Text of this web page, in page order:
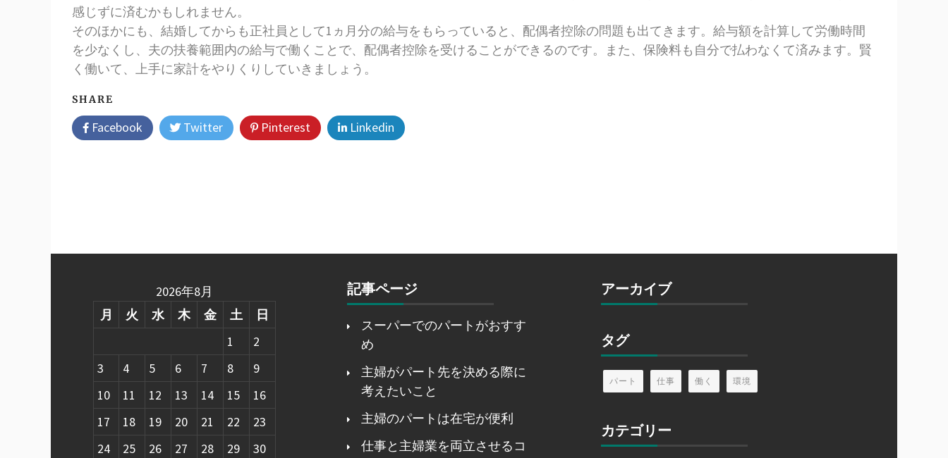
感じずに済むかもしれません。
そのほかにも、結婚してからも正社員として1ヵ月分の給与をもらっていると、配偶者控除の問題も出てきます。給与額を計算して労働時間
を少なくし、夫の扶養範囲内の給与で働くことで、配偶者控除を受けることができるのです。また、保険料も自分で払わなくて済みます。賢
く働いて、上手に家計をやりくりしていきましょう。
SHARE
Facebook Twitter Pinterest Linkedin
2026年8月
月
火 水 木 金 土
日
1
2
3
4 5 6 7 8
9
10
11 12 13 14 15
16
17
18 19 20 21 22
23
24
25 26 27 28 29 30
記事ページ
スーパーでのパートがおすす
め
主婦がパート先を決める際に
考えたいこと
主婦のパートは在宅が便利
仕事と主婦業を両立させるコ
アーカイブ
タグ
パート 仕事 働く 環境
カテゴリー